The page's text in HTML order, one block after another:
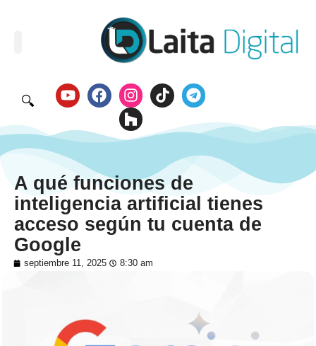
🔍
A qué funciones de
inteligencia artificial tienes
acceso según tu cuenta de
Google
septiembre 11, 2025 8:30 am